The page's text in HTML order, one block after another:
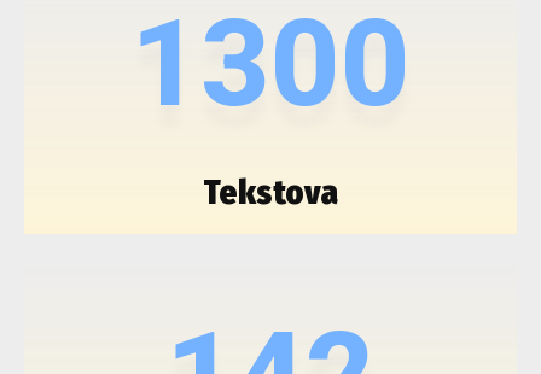
1300
Tekstova